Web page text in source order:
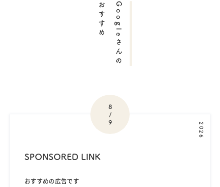
Googleさんの
おすすめ
8
/
9
2026
SPONSORED LINK
おすすめの広告です